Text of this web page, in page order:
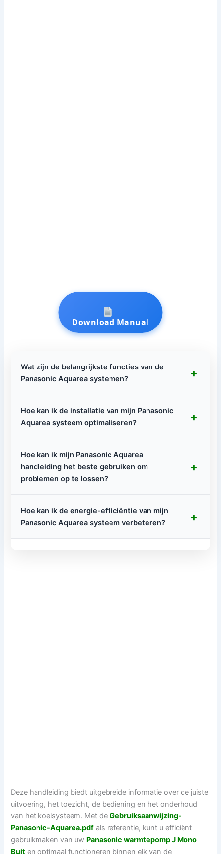
Download Manual
Wat zijn de belangrijkste functies van de
Panasonic Aquarea systemen?
+
Hoe kan ik de installatie van mijn Panasonic
Aquarea systeem optimaliseren?
+
Hoe kan ik mijn Panasonic Aquarea
handleiding het beste gebruiken om
problemen op te lossen?
+
Hoe kan ik de energie-efficiëntie van mijn
Panasonic Aquarea systeem verbeteren?
+
Deze handleiding biedt uitgebreide informatie over de juiste
uitvoering, het toezicht, de bediening en het onderhoud
van het koelsysteem. Met deGebruiksaanwijzing-
Panasonic-Aquarea.pdf als referentie, kunt u efficiënt
gebruikmaken van uw Panasonic warmtepomp J Mono
Buit en optimaal functioneren binnen elk van de